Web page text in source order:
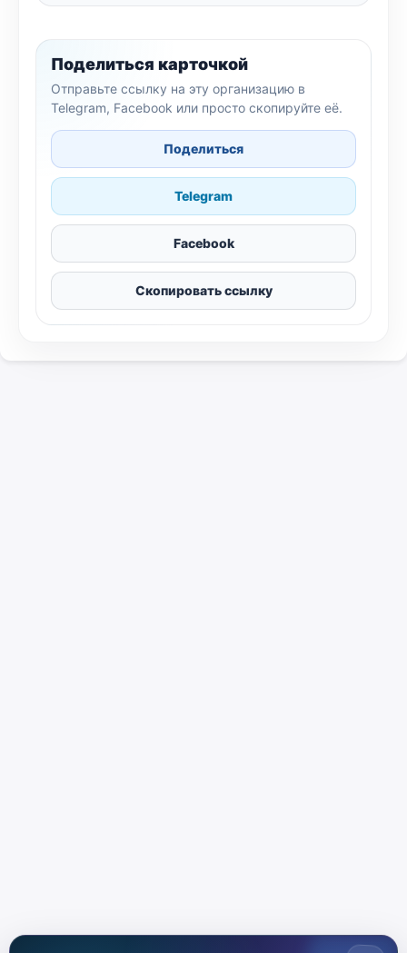
Поделиться карточкой
Отправьте ссылку на эту организацию в
Telegram, Facebook или просто скопируйте её.
Поделиться
Telegram
Facebook
Скопировать ссылку